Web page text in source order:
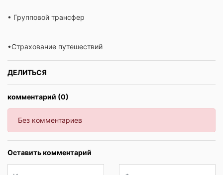
• Групповой трансфер
•Страхование путешествий
ДЕЛИТЬСЯ
комментарий (0)
Без комментариев
Оставить комментарий